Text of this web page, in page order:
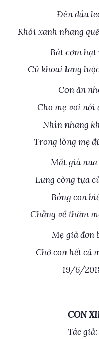
Đèn dầu
Khói xanh nhang
Bát cơm
Củ khoai lang
Con ăn
Cho mẹ vơi
Nhìn nhang
Trong lòng mẹ
Mắt già
Lưng còng tựa
Bóng con
Chẳng về thăm
Mẹ già đơn
Chờ con hết cả
19/6/
CON
Tác